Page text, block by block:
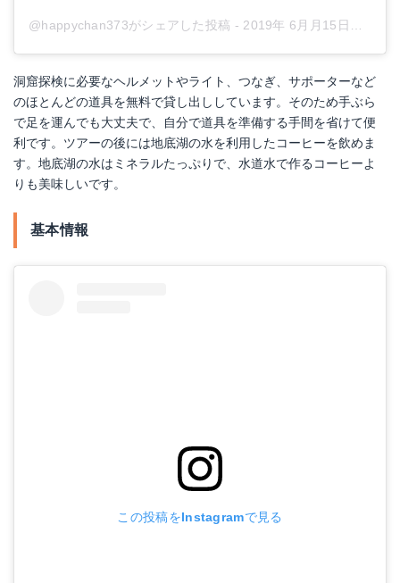
@happychan373がシェアした投稿 - 2019年 6月月15日午前4時38分PDT
洞窟探検に必要なヘルメットやライト、つなぎ、サポーターなど
のほとんどの道具を無料で貸し出ししています。そのため手ぶら
で足を運んでも大丈夫で、自分で道具を準備する手間を省けて便
利です。ツアーの後には地底湖の水を利用したコーヒーを飲めま
す。地底湖の水はミネラルたっぷりで、水道水で作るコーヒーよ
りも美味しいです。
基本情報
この投稿をInstagramで見る